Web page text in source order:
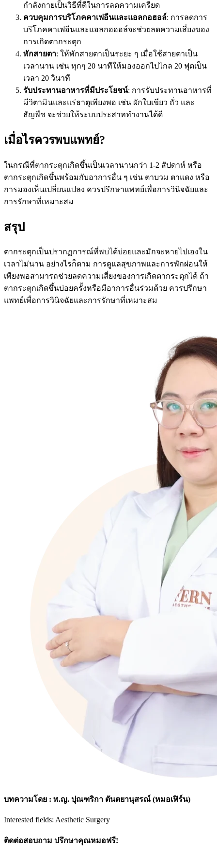
กำลังกายเป็นวิธีที่ดีในการลดความเครียด
ควบคุมการบริโภคคาเฟอีนและแอลกอฮอล์: การลดการ
บริโภคคาเฟอีนและแอลกอฮอล์จะช่วยลดความเสี่ยงของ
การเกิดตากระตุก
พักสายตา: ให้พักสายตาเป็นระยะ ๆ เมื่อใช้สายตาเป็น
เวลานาน เช่น ทุกๆ 20 นาทีให้มองออกไปไกล 20 ฟุตเป็น
เวลา 20 วินาที
รับประทานอาหารที่มีประโยชน์: การรับประทานอาหารที่
มีวิตามินและแร่ธาตุเพียงพอ เช่น ผักใบเขียว ถั่ว และ
ธัญพืช จะช่วยให้ระบบประสาททำงานได้ดี
เมื่อไรควรพบแพทย์?
ในกรณีที่ตากระตุกเกิดขึ้นเป็นเวลานานกว่า 1-2 สัปดาห์ หรือ
ตากระตุกเกิดขึ้นพร้อมกับอาการอื่น ๆ เช่น ตาบวม ตาแดง หรือ
การมองเห็นเปลี่ยนแปลง ควรปรึกษาแพทย์เพื่อการวินิจฉัยและ
การรักษาที่เหมาะสม
สรุป
ตากระตุกเป็นปรากฏการณ์ที่พบได้บ่อยและมักจะหายไปเองใน
เวลาไม่นาน อย่างไรก็ตาม การดูแลสุขภาพและการพักผ่อนให้
เพียงพอสามารถช่วยลดความเสี่ยงของการเกิดตากระตุกได้ ถ้า
ตากระตุกเกิดขึ้นบ่อยครั้งหรือมีอาการอื่นร่วมด้วย ควรปรึกษา
แพทย์เพื่อการวินิจฉัยและการรักษาที่เหมาะสม
บทความโดย : พ.ญ. ปุณฑริกา ตันตยานุสรณ์ (หมอเฟิร์น)
Interested fields: Aesthetic Surgery
ติดต่อสอบถาม ปรึกษาคุณหมอฟรี!